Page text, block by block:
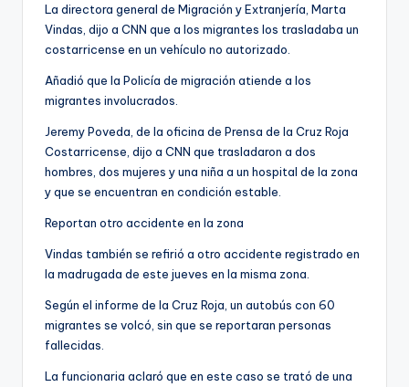
La directora general de Migración y Extranjería, Marta
Vindas, dijo a CNN que a los migrantes los trasladaba un
costarricense en un vehículo no autorizado.
Añadió que la Policía de migración atiende a los
migrantes involucrados.
Jeremy Poveda, de la oficina de Prensa de la Cruz Roja
Costarricense, dijo a CNN que trasladaron a dos
hombres, dos mujeres y una niña a un hospital de la zona
y que se encuentran en condición estable.
Reportan otro accidente en la zona
Vindas también se refirió a otro accidente registrado en
la madrugada de este jueves en la misma zona.
Según el informe de la Cruz Roja, un autobús con 60
migrantes se volcó, sin que se reportaran personas
fallecidas.
La funcionaria aclaró que en este caso se trató de una